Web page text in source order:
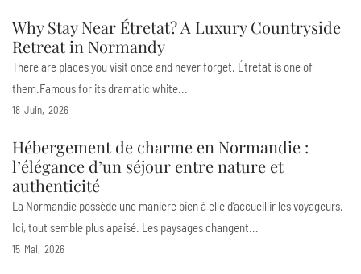
Why Stay Near Étretat? A Luxury Countryside
Retreat in Normandy
There are places you visit once and never forget. Étretat is one of
them.Famous for its dramatic white...
18 Juin 2026
Hébergement de charme en Normandie :
l’élégance d’un séjour entre nature et
authenticité
La Normandie possède une manière bien à elle d’accueillir les voyageurs.
Ici, tout semble plus apaisé. Les paysages changent...
15 Mai 2026